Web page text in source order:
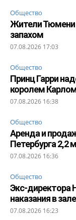
Общество
Жители Тюмени
запахом
07.08.2026 17:03
Общество
Принц Гарри
королем
07.08.2026 16:38
Общество
Аренда и
Петербурга 2,2
07.08.2026 16:36
Общество
Экс-директора
наказания в
07.08.2026 16:23